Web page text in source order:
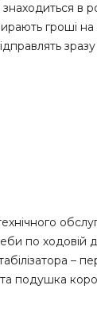
в
гроші на
зразу
по ходовій
–
подушка